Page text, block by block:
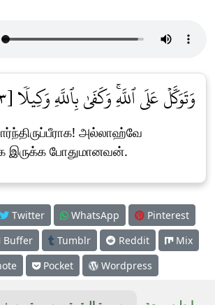
وَتَوَكَّلۡ عَلَى ٱللَّهِۚ وَكَفَىٰ بِٱللَّهِ وَكِيلٗا [٣]
அல்லாஹ்வே
இருக்க போதுமானவன்.
Twitter WhatsApp
Pinterest
Buffer Tumblr Reddit
Mix
Pocket Wordpress